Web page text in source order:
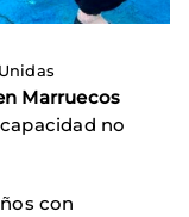
Marruecos
no
con